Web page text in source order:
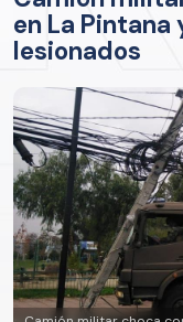
en La
lesionados